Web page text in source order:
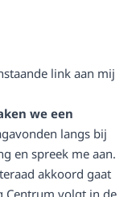
link aan mij
we een
langs bij
en spreek me aan.
akkoord gaat